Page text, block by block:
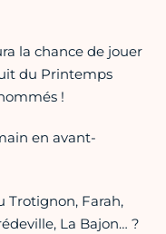
la chance de jouer
du Printemps
!
en avant-
Trotignon, Farah,
La Bajon… ?